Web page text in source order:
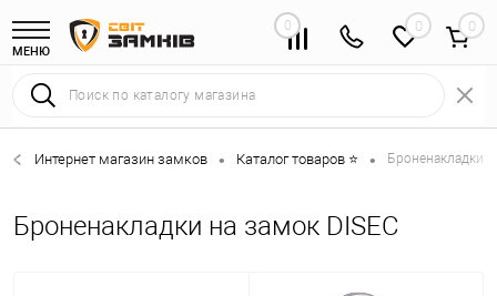
МЕНЮ
0 0
Интернет магазин замков • Каталог товаров ⭐ • Броненакладки
Броненакладки на замок DISEC